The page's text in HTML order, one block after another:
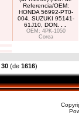
Referencia/OEM:
HONDA 56992-PT0-
004, SUZUKI 95141-
61J10, DON. . .
OEM: 4PK-1050
Corea
30 (de 1616)